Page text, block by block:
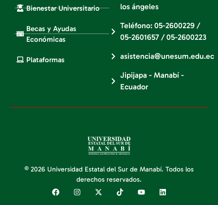
Bienestar Universitario
Becas y Ayudas
Económicas
Plataformas
los ángeles
Teléfono: 05-2600229 /
05-2601657 / 05-2600223
asistencia@unesum.edu.ec
Jipijapa - Manabí -
Ecuador
© 2026 Universidad Estatal del Sur de Manabí. Todos los
derechos reservados.